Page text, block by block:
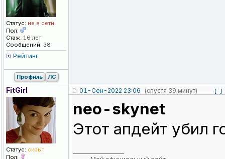
Статус: не в сети
Пол:
Стаж: 16 лет
Сообщений: 38
Рейтинг
Профиль ЛС
FitGirl
Статус: скрыт
Пол:
01-Сен-2022 23:06 (спустя 39 минут) [-]
neo-skynet
Этот апдейт убил